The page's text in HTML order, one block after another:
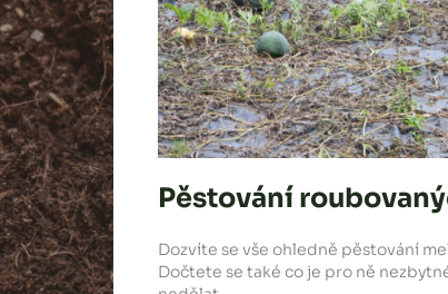
Pěstování
Dozvíte se vše ohledně pěstování
Dočtete se také co je pro ně